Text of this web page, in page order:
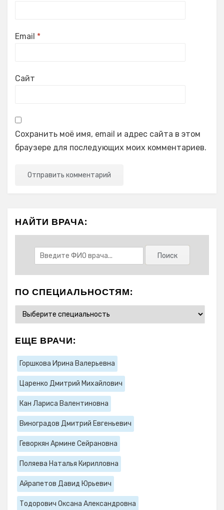
Email *
Сайт
Сохранить моё имя, email и адрес сайта в этом
браузере для последующих моих комментариев.
НАЙТИ ВРАЧА:
ПО СПЕЦИАЛЬНОСТЯМ:
ЕЩЕ ВРАЧИ:
Горшкова Ирина Валерьевна
Царенко Дмитрий Михайлович
Кан Лариса Валентиновна
Виноградов Дмитрий Евгеньевич
Геворкян Армине Сейрановна
Поляева Наталья Кирилловна
Айрапетов Давид Юрьевич
Тодорович Оксана Александровна